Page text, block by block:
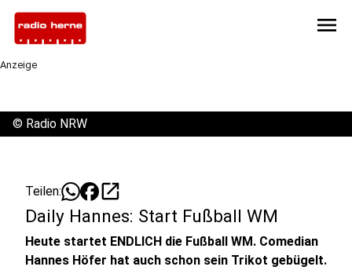
menu
Anzeige
© Radio NRW
Teilen: open_in_new
Daily Hannes: Start Fußball WM
Heute startet ENDLICH die Fußball WM. Comedian
Hannes Höfer hat auch schon sein Trikot gebügelt.